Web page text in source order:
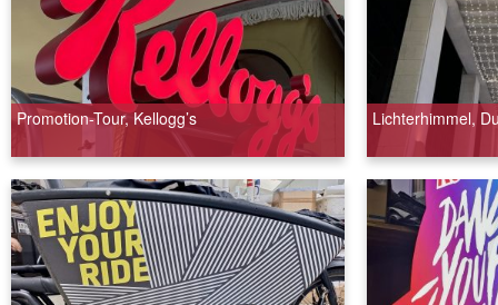
Promotion-Tour, Kellogg’s Lichterhimmel,